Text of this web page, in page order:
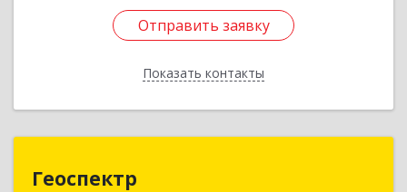
Отправить заявку
Показать контакты
Отправить заявку
Назад
Геоспектр